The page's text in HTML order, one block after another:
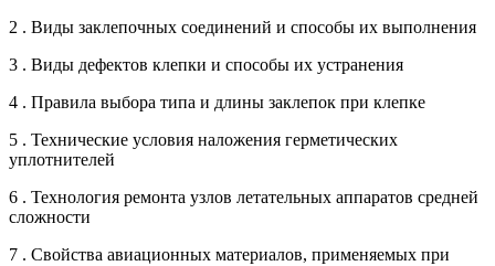
2 . Виды заклепочных соединений и способы их выполнения
3 . Виды дефектов клепки и способы их устранения
4 . Правила выбора типа и длины заклепок при клепке
5 . Технические условия наложения герметических
уплотнителей
6 . Технология ремонта узлов летательных аппаратов средней
сложности
7 . Свойства авиационных материалов, применяемых при